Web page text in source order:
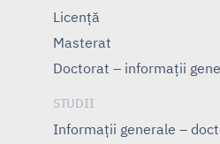
Licență
Masterat
Doctorat – informații
STUDII
Informații generale –